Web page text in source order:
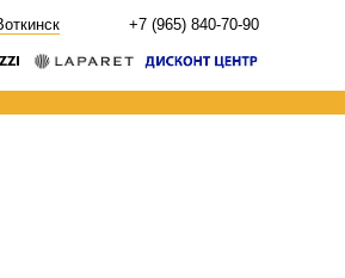
+7 (965) 840-70-90